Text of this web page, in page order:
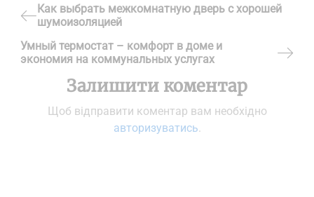
Навігація
записів
Post
Как выбрать межкомнатную дверь с хорошей
шумоизоляцией
Next
Post
Умный термостат – комфорт в доме и
экономия на коммунальных услугах
Залишити коментар
Щоб відправити коментар вам необхідно
авторизуватись.